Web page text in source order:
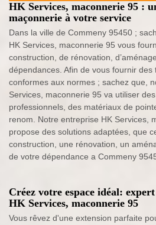
HK Services, maconnerie 95 :
maçonnerie à votre service
Dans la ville de Commeny 95450 ;
HK Services, maconnerie 95 vous
construction, de rénovation,
dépendances. Afin de vous fournir des
conformes aux normes ; sachez que,
Services, maconnerie 95 va utiliser
professionnels, des matériaux de
renom. Notre entreprise HK Services,
propose des solutions adaptées, que
construction, une rénovation, un
de votre dépendance a Commeny
Créez votre espace idéal:
HK Services, maconnerie 95
Vous rêvez d'une extension parfaite